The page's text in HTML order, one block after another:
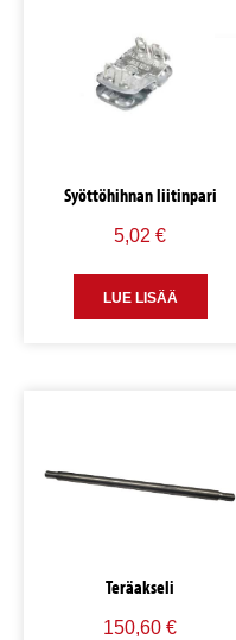
Syöttöhihnan liitinpari
5,02€
LUE LISÄÄ
Teräakseli
150,60€